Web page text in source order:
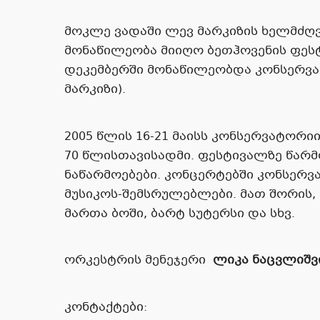
მოკლე ვადაში ლევ მარკიზის
მონაწილეობა მიიღო ბეთჰოვენის
დეკემბერში მონაწილეობდა
მარკიზი).
2005 წლის 16-21 მაისს
70 წლისთავისადმი. ფესტივალზე
ნაწარმოებები. კონცერტებში
მუსიკოს-შემსრულებლები. მათ
მართა ბოში, ბარტ სუტერსი და სხვ.
ორკესტრის მენეჯერი ლიკა
კონტაქტები: